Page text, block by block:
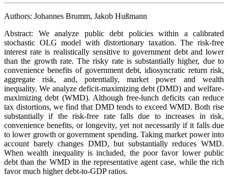
Authors: Johannes Brumm, Jakob Hußmann
Abstract: We analyze public debt policies within a calibrated
stochastic OLG model withdistortionary taxation. The risk-free
interest rate is realistically sensitive to government debt and lower
than the growth rate. The risky rate is substantially higher, due to
convenience benefits of government debt, idiosyncratic return risk,
aggregate risk, and, potentially, market power and wealth
inequality. We analyze deficit-maximizing debt (DMD) and welfare-
maximizing debt (WMD). Althoughfree-lunch deficits can reduce
tax distortions, we find that DMD tends to exceed WMD. Both rise
substantially if the risk-free rate falls due to increases in risk,
convenience benefits, or longevity, yet not necessarily if it falls due
to lower growth or government spending. Taking market power into
account barely changes DMD,but substantially reduces WMD.
When wealth inequality is included, the poor favor lower public
debt than the WMD in the representative agent case, while the rich
favor much higher debt-to-GDP ratios.